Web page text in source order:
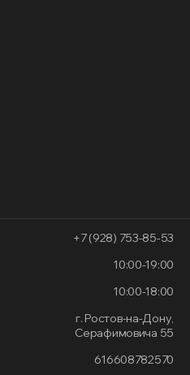
+7 (928) 753-85-53
10:00-19:00
10:00-18:00
г. Ростов-на-Дону,
Серафимовича 55
616608782570